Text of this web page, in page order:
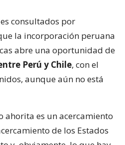
consultados por
la incorporación peruana
abre una oportunidad de
Perú y Chile, con el
aunque aún no está
ahorita es un acercamiento
de los Estados